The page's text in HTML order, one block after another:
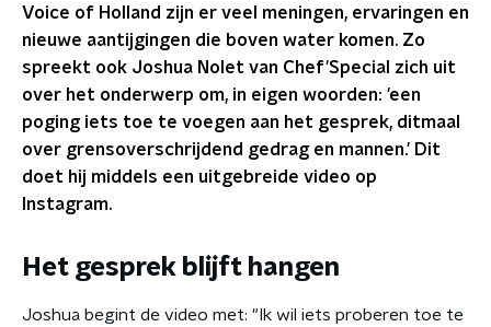
Voice of Holland zijn er veel meningen, ervaringen en
nieuwe aantijgingen die boven water komen. Zo
spreekt ook Joshua Nolet van Chef'Special zich uit
over het onderwerp om, in eigen woorden: 'een
poging iets toe te voegen aan het gesprek, ditmaal
over grensoverschrijdend gedrag en mannen.' Dit
doet hij middels een uitgebreide video op
Instagram.
Het gesprek blijft hangen
Joshua begint de video met: "Ik wil iets proberen toe te